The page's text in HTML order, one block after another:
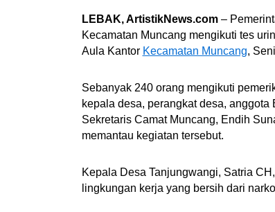
LEBAK, ArtistikNews.com–
Kecamatan Muncang mengikuti tes
Aula Kantor Kecamatan Muncang,
Sebanyak 240 orang mengikuti
kepala desa, perangkat desa,
Sekretaris Camat Muncang, Endih
memantau kegiatan tersebut.
Kepala Desa Tanjungwangi, Satria
lingkungan kerja yang bersih dari